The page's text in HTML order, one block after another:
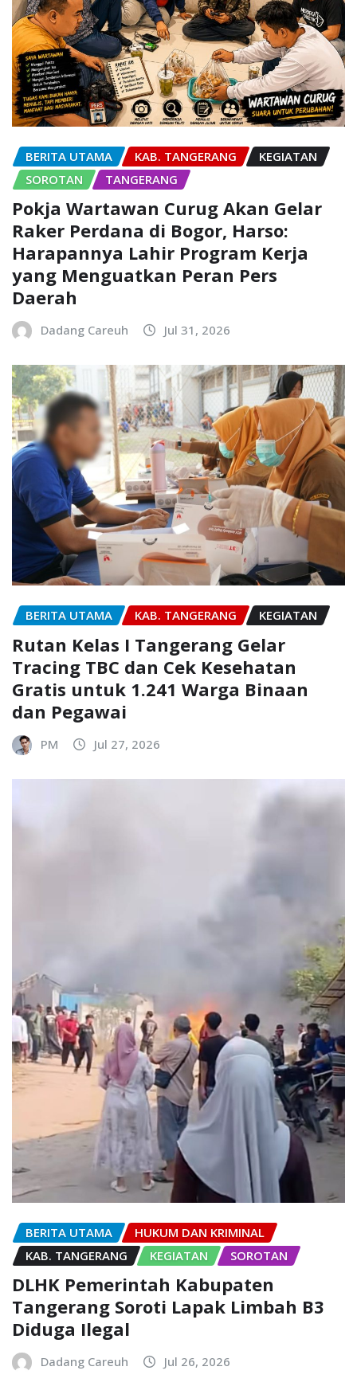
BERITA UTAMA KAB. TANGERANG
KEGIATAN
SOROTAN
TANGERANG
Pokja Wartawan Curug Akan Gelar
Raker Perdana di Bogor, Harso:
Harapannya Lahir Program Kerja
yang Menguatkan Peran Pers
Daerah
Dadang Careuh Jul 31, 2026
BERITA UTAMA KAB. TANGERANG KEGIATAN
Rutan Kelas I Tangerang Gelar
Tracing TBC dan Cek Kesehatan
Gratis untuk 1.241 Warga Binaan
dan Pegawai
PM Jul 27, 2026
BERITA UTAMA
HUKUM DAN KRIMINAL
KAB. TANGERANG
KEGIATAN SOROTAN
DLHK Pemerintah Kabupaten
Tangerang Soroti Lapak Limbah B3
Diduga Ilegal
Dadang Careuh Jul 26, 2026